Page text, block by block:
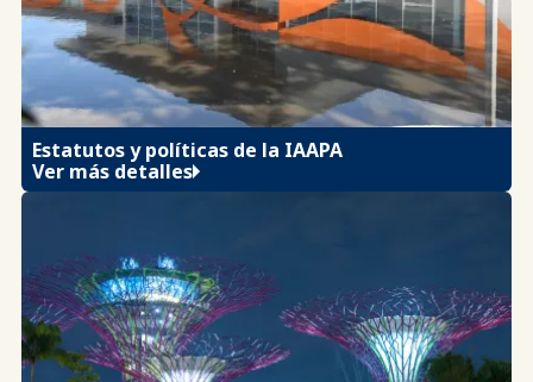
Estatutos y políticas de la IAAPA
Ver más detalles